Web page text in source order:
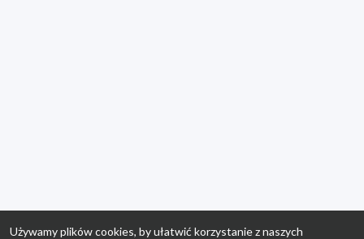
Używamy plików cookies, by ułatwić korzystanie z naszych